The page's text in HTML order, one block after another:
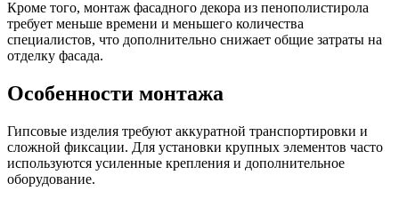
Кроме того, монтаж фасадного декора из пенополистирола
требует меньше времени и меньшего количества
специалистов, что дополнительно снижает общие затраты на
отделку фасада.
Особенности монтажа
Гипсовые изделия требуют аккуратной транспортировки и
сложной фиксации. Для установки крупных элементов часто
используются усиленные крепления и дополнительное
оборудование.